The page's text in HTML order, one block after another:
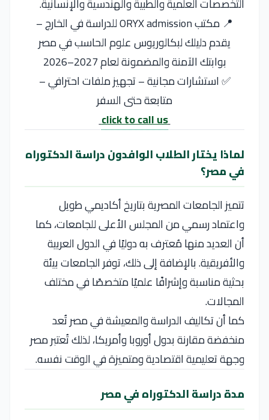
📍 مكتب ORYX admission للدراسة في الخارج –
يقدم دليلك لبكالوريوس علوم الحاسب في مصر
بوابتك الآمنة والمضمونة لعام 2027–2026
✅ استشارات مجانية – تجهيز ملفات احترافي –
متابعة حتى السفر
click to call us
لماذا يختار الطلاب الوافدون دراسة الدكتوراه
في مصر؟
تتميز الجامعات المصرية بتاريخ أكاديمي طويل
واعتماد رسمي من المجلس الأعلى للجامعات، كما
أن العديد منها مُعترف به دوليًا في الدول العربية
والأفريقية. بالإضافة إلى ذلك، توفر الجامعات بيئة
بحثية مناسبة وإشرافًا علميًا متخصصًا في مختلف
المجالات.
كما أن تكاليف الدراسة والمعيشة في مصر تُعد
منخفضة مقارنة بدول أوروبا وأمريكا، لذلك تُعتبر مصر
وجهة تعليمية اقتصادية ومتميزة في الوقت نفسه.
مدة دراسة الدكتوراه في مصر